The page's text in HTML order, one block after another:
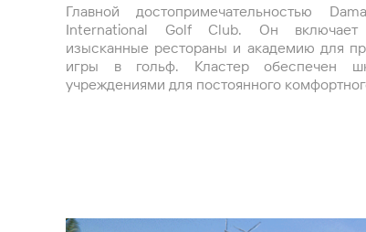
Главной достопримечательностью
International Golf Club. Он включает
изысканные рестораны и академию для
игры в гольф. Кластер обеспечен
учреждениями для постоянного